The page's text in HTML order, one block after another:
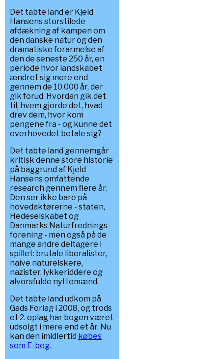
Det tabte land er Kjeld
Hansens storstilede
afdækning af kampen om
den danske natur og den
dramatiske forarmelse af
den de seneste 250 år, en
periode hvor landskabet
ændret sig mere end
gennem de 10.000 år, der
gik forud. Hvordan gik det
til, hvem gjorde det, hvad
drev dem, hvor kom
pengene fra - og kunne det
overhovedet betale sig?
Det tabte land gennemgår
kritisk denne store historie
på baggrund af Kjeld
Hansens omfattende
research gennem flere år.
Den ser ikke bare på
hovedaktørerne - staten,
Hedeselskabet og
Danmarks Naturfrednings-
forening - men også på de
mange andre deltagere i
spillet: brutale liberalister,
naive naturelskere,
nazister, lykkeriddere og
alvorsfulde nyttemænd.
Det tabte land udkom på
Gads Forlag i 2008, og trods
et 2. oplag har bogen været
udsolgt i mere end et år. Nu
kan den imidlertid købes
som E-bog.